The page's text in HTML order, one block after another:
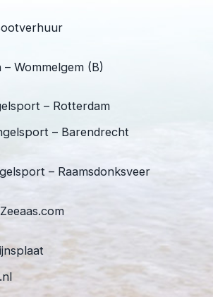
Wommelgem (B)
– Rotterdam
– Barendrecht
– Raamsdonksveer